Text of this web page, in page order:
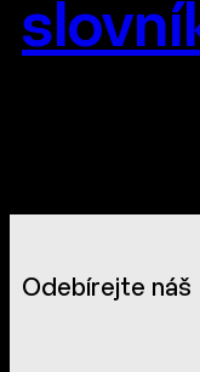
Odebírejte náš